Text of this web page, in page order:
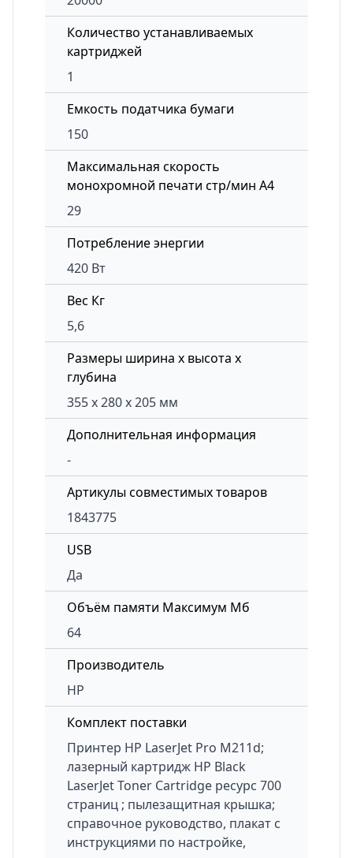
Количество устанавливаемых
картриджей
1
Емкость податчика бумаги
150
Максимальная скорость
монохромной печати стр/мин А4
29
Потребление энергии
420 Вт
Вес Кг
5,6
Размеры ширина x высота x
глубина
355 x 280 x 205 мм
Дополнительная информация
-
Артикулы совместимых товаров
1843775
USB
Да
Объём памяти Максимум Мб
64
Производитель
HP
Комплект поставки
Принтер HP LaserJet Pro M211d;
лазерный картридж HP Black
LaserJet Toner Cartridge ресурс 700
страниц ; пылезащитная крышка;
справочное руководство, плакат с
инструкциями по настройке,